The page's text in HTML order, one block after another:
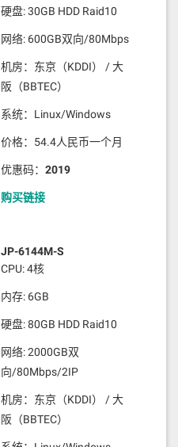
硬盘: 30GB HDD Raid10
网络: 600GB双向/80Mbps
机房：东京（KDDI） / 大
阪（BBTEC）
系统：Linux/Windows
价格：54.4人民币一个月
优惠码： 2019
购买链接
JP-6144M-S
CPU: 4核
内存: 6GB
硬盘: 80GB HDD Raid10
网络: 2000GB双
向/80Mbps/2IP
机房：东京（KDDI） / 大
阪（BBTEC）